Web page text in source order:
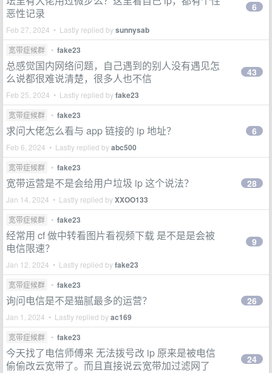
恶性记录
Feb 27, 2024 • Lastly replied bysunnysab
6
宽带症候群 • fake23
总感觉国内网络问题，自己遇到的别人没有遇见怎
么说都很难说清楚，很多人也不信
Feb 25, 2024 • Lastly replied byfake23
43
宽带症候群 • fake23
求问大佬怎么看与 app 链接的 ip 地址？
Feb 6, 2024 • Lastly replied byabc500
6
宽带症候群 • fake23
宽带运营是不是会给用户垃圾 ip 这个说法？
Jan 14, 2024 • Lastly replied byXXOO133
28
宽带症候群 • fake23
经常用 cf 做中转看图片看视频下载 是不是是会被
电信限速？
Jan 12, 2024 • Lastly replied byfake23
9
宽带症候群 • fake23
询问电信是不是猫腻最多的运营？
Jan 1, 2024 • Lastly replied byac169
26
宽带症候群 • fake23
今天找了电信师傅来 无法拨号改 ip 原来是被电信
偷偷改云宽带了。而且直接说云宽带加过滤网了
24